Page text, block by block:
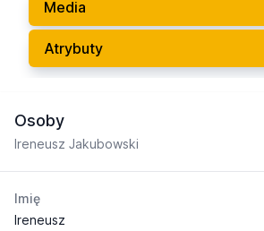
Media
Atrybuty
Osoby
Ireneusz Jakubowski
Imię
Ireneusz